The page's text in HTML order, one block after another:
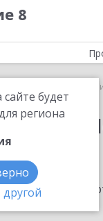
8
будет
региона
1C-
Ритейл